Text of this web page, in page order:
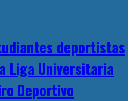
deportistas
Liga Universitaria
Deportivo